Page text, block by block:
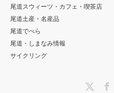
尾道スウィーツ・カフェ・喫茶店
尾道土産・名産品
尾道でべら
尾道・しまなみ情報
サイクリング
InstagramRSS